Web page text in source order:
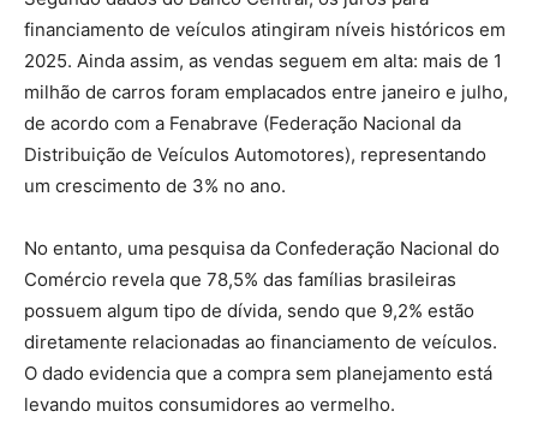
financiamento de veículos atingiram níveis históricos em
2025. Ainda assim, as vendas seguem em alta: mais de 1
milhão de carros foram emplacados entre janeiro e julho,
de acordo com a Fenabrave (Federação Nacional da
Distribuição de Veículos Automotores), representando
um crescimento de 3% no ano.
No entanto, uma pesquisa da Confederação Nacional do
Comércio revela que 78,5% das famílias brasileiras
possuem algum tipo de dívida, sendo que 9,2% estão
diretamente relacionadas ao financiamento de veículos.
O dado evidencia que a compra sem planejamento está
levando muitos consumidores ao vermelho.